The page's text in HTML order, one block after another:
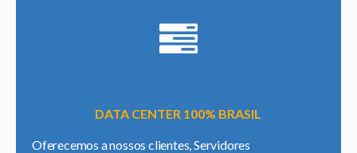
DATA CENTER 100% BRASIL
Oferecemos a nossos clientes, Servidores